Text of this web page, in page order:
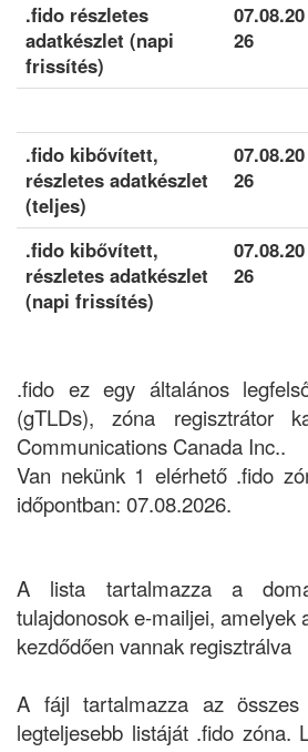
.fido részletes
adatkészlet (napi
frissítés)
07.08.20
26
.fido kibővített,
részletes adatkészlet
(teljes)
07.08.20
26
.fido kibővített,
részletes adatkészlet
(napi frissítés)
07.08.20
26
.fido ez egy általános
(gTLDs), zóna regisztrátor
Communications Canada Inc..
Van nekünk 1 elérhető .fido
időpontban: 07.08.2026.
A lista tartalmazza a
tulajdonosok e-mailjei, amelyek
kezdődően vannak regisztrálva
A fájl tartalmazza az összes
legteljesebb listáját .fido zóna.